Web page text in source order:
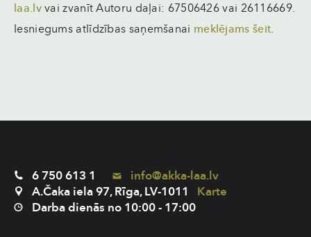
laa.lvvai zvanīt Autoru daļai: 67506426 vai 26116669.
Iesniegums atlīdzības saņemšanai meklējams šeit.
6 750 613 1
info@akka-laa.lv
A.Čaka iela 97, Rīga, LV-1011
Karte
Darba dienās no 10:00 - 17:00